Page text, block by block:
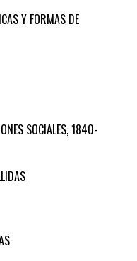
Y FORMAS DE
SOCIALES, 1840-